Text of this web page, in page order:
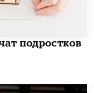
подростков